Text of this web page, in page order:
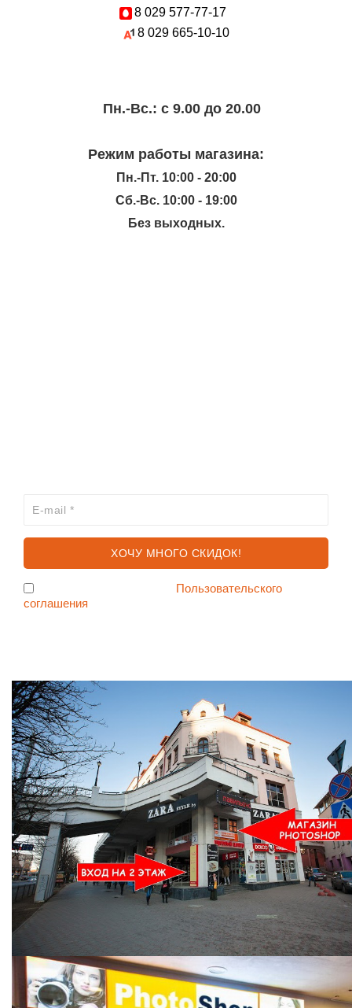
8 029 577-77-17
8 029 665-10-10
Пн.-Вc.: с 9.00 до 20.00
Режим работы магазина:
Пн.-Пт. 10:00 - 20:00
Сб.-Вс. 10:00 - 19:00
Без выходных.
Пользовательского
соглашения